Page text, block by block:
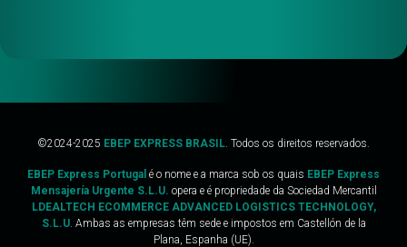
©2024-2025 EBEP EXPRESS BRASIL . Todos os direitos reservados.
EBEP Express Portugal é o nome e a marca sob os quais EBEP Express
Mensajería Urgente S.L.U. opera e é propriedade da Sociedad Mercantil
LDEALTECH ECOMMERCE ADVANCED LOGISTICS TECHNOLOGY,
S.L.U. Ambas as empresas têm sede e impostos em Castellón de la
Plana, Espanha (UE).